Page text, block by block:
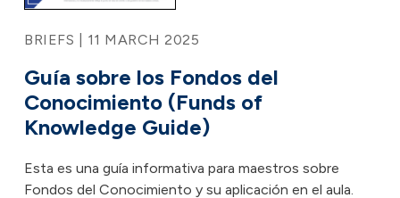
BRIEFS | 11 MARCH 2025
Guía sobre los Fondos del
Conocimiento (Funds of
Knowledge Guide)
Esta es una guía informativa para maestros sobre
Fondos del Conocimiento y su aplicación en el aula.